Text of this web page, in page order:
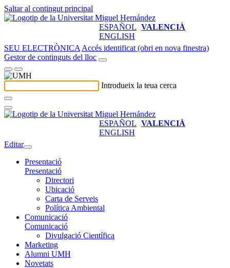
Saltar al contingut principal
ESPAÑOL VALENCIÀ
ENGLISH
SEU ELECTRÒNICA Accés identificat (obri en nova finestra)
Gestor de continguts del lloc
Introdueix la teua cerca
ESPAÑOL VALENCIÀ
ENGLISH
Editar
Presentació
Presentació
Directori
Ubicació
Carta de Serveis
Política Ambiental
Comunicació
Comunicació
Divulgació Científica
Marketing
Alumni UMH
Novetats